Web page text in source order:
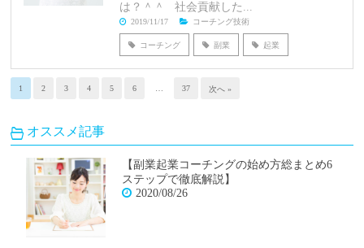
は？＾＾ 社会貢献した...
2019/11/17 コーチング技術
コーチング 副業 起業
1 2 3 4 5 6 … 37 次へ »
オススメ記事
【副業起業コーチングの始め方総まとめ6
ステップで徹底解説】
2020/08/26